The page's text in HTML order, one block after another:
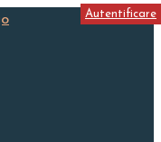
Autentificare